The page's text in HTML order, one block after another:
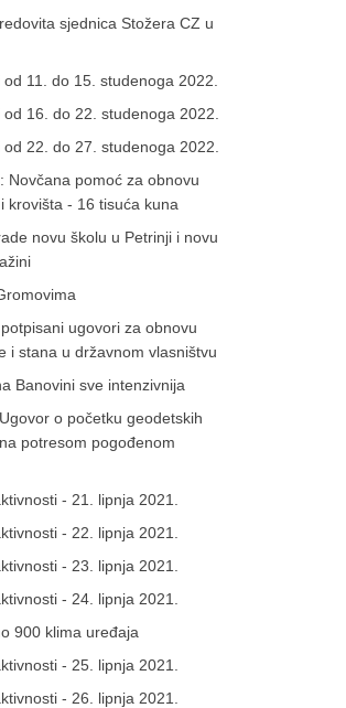
sjednica Stožera CZ u
11. do 15. studenoga 2022.
od 16. do 22. studenoga 2022.
od 22. do 27. studenoga 2022.
Novčana pomoć za obnovu
krovišta - 16 tisuća kuna
novu školu u Petrinji i novu
ugovori za obnovu
i stana u državnom vlasništvu
Banovini sve intenzivnija
o početku geodetskih
potresom pogođenom
- 21. lipnja 2021.
- 22. lipnja 2021.
- 23. lipnja 2021.
- 24. lipnja 2021.
900 klima uređaja
- 25. lipnja 2021.
- 26. lipnja 2021.